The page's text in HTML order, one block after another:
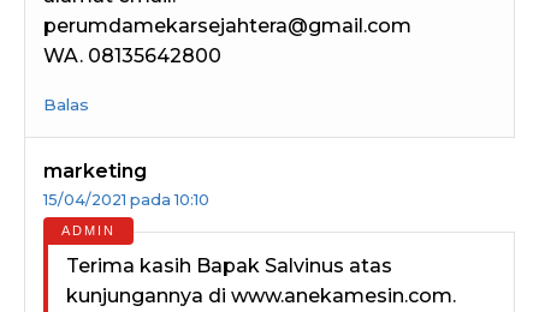
perumdamekarsejahtera@gmail.com
WA. 08135642800
Balas
marketing
15/04/2021 pada 10:10
Terima kasih Bapak Salvinus atas
kunjungannya di www.anekamesin.com.